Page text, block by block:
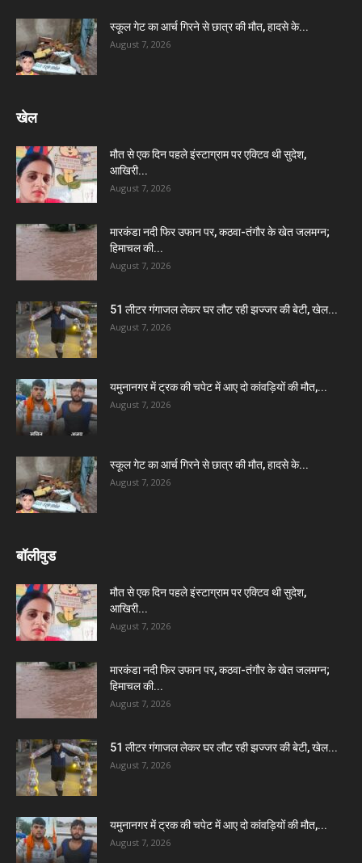
स्कूल गेट का आर्च गिरने से छात्र की मौत, हादसे के...
August 7, 2026
खेल
मौत से एक दिन पहले इंस्टाग्राम पर एक्टिव थी सुदेश,
आखिरी...
August 7, 2026
मारकंडा नदी फिर उफान पर, कठवा-तंगौर के खेत जलमग्न;
हिमाचल की...
August 7, 2026
51 लीटर गंगाजल लेकर घर लौट रही झज्जर की बेटी, खेल...
August 7, 2026
यमुनानगर में ट्रक की चपेट में आए दो कांवड़ियों की मौत,...
August 7, 2026
स्कूल गेट का आर्च गिरने से छात्र की मौत, हादसे के...
August 7, 2026
बॉलीवुड
मौत से एक दिन पहले इंस्टाग्राम पर एक्टिव थी सुदेश,
आखिरी...
August 7, 2026
मारकंडा नदी फिर उफान पर, कठवा-तंगौर के खेत जलमग्न;
हिमाचल की...
August 7, 2026
51 लीटर गंगाजल लेकर घर लौट रही झज्जर की बेटी, खेल...
August 7, 2026
यमुनानगर में ट्रक की चपेट में आए दो कांवड़ियों की मौत,...
August 7, 2026